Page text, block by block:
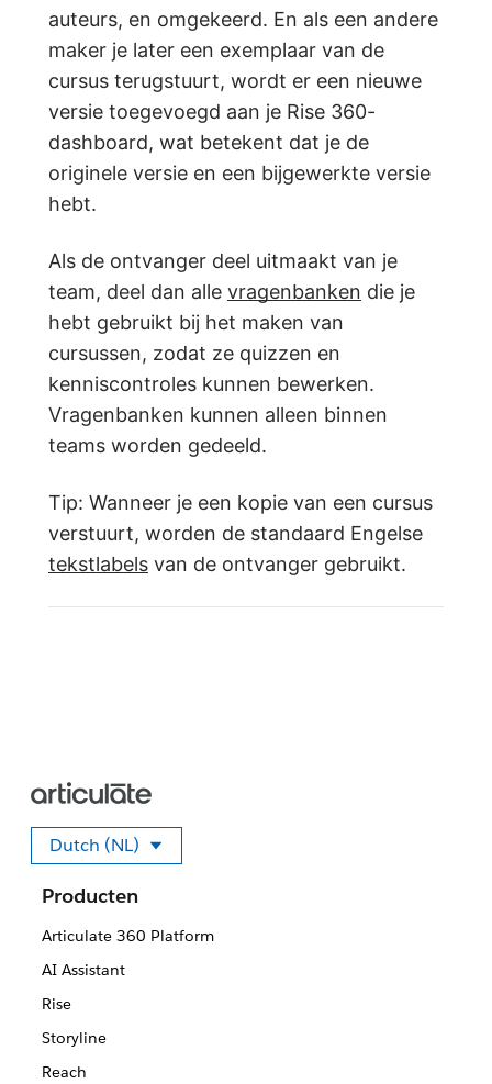
auteurs, en omgekeerd. En als een andere
maker je later een exemplaar van de
cursus terugstuurt, wordt er een nieuwe
versie toegevoegd aan je Rise 360-
dashboard, wat betekent dat je de
originele versie en een bijgewerkte versie
hebt.
Als de ontvanger deel uitmaakt van je
team, deel dan alle vragenbanken die je
hebt gebruikt bij het maken van
cursussen, zodat ze quizzen en
kenniscontroles kunnen bewerken.
Vragenbanken kunnen alleen binnen
teams worden gedeeld.
Tip: Wanneer je een kopie van een cursus
verstuurt, worden de standaard Engelse
tekstlabels van de ontvanger gebruikt.
Dutch (NL)
Selecteer uw taal.
Producten
Articulate 360 Platform
AI Assistant
Rise
Storyline
Reach